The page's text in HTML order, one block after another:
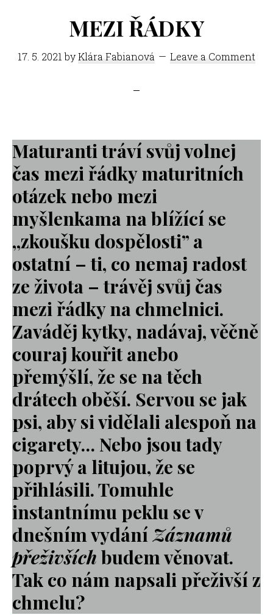
MEZI ŘÁDKY
17. 5. 2021 byKlára Fabianová Leave a Comment
Maturanti tráví svůj volnej
čas mezi řádky maturitních
otázek nebo mezi
myšlenkama na blížící se
,,zkoušku dospělosti” a
ostatní – ti, co nemaj radost
ze života – trávěj svůj čas
mezi řádky na chmelnici.
Zaváděj kytky, nadávaj, věčně
couraj kouřit anebo
přemýšlí, že se na těch
drátech oběší. Servou se jak
psi, aby si vidělali alespoň na
cigarety… Nebo jsou tady
poprvý a litujou, že se
přihlásili. Tomuhle
instantnímu peklu se v
dnešním vydáníZáznamů
přeživších budem věnovat.
Tak co nám napsali přeživší z
chmelu?